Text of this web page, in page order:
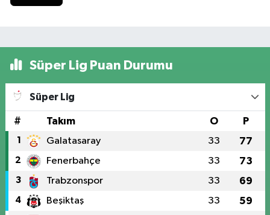
Süper Lig Puan Durumu
Süper Lig
# Takım O P
1 Galatasaray 33 77
2 Fenerbahçe 33 73
3 Trabzonspor 33 69
4 Beşiktaş 33 59